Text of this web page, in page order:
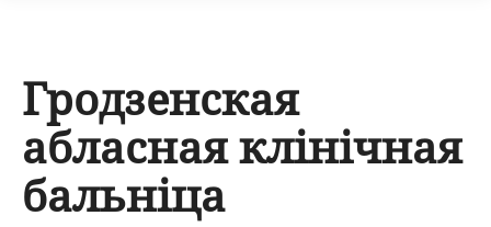
Гродзенская
абласная клінічная
бальніца